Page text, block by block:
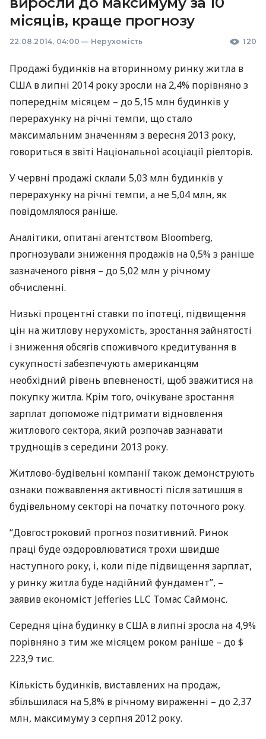
місяців, краще прогнозу
22.08.2014, 04:00 — Нерухомість 120
Продажі будинків на вторинному ринку житла в
США в липні 2014 року зросли на 2,4% порівняно з
попереднім місяцем – до 5,15 млн будинків у
перерахунку на річні темпи, що стало
максимальним значенням з вересня 2013 року,
говориться в звіті Національної асоціації ріелторів.
У червні продажі склали 5,03 млн будинків у
перерахунку на річні темпи, а не 5,04 млн, як
повідомлялося раніше.
Аналітики, опитані агентством Bloomberg,
прогнозували зниження продажів на 0,5% з раніше
зазначеного рівня – до 5,02 млн у річному
обчисленні.
Низькі процентні ставки по іпотеці, підвищення
цін на житлову нерухомість, зростання зайнятості
і зниження обсягів споживчого кредитування в
сукупності забезпечують американцям
необхідний рівень впевненості, щоб зважитися на
покупку житла. Крім того, очікуване зростання
зарплат допоможе підтримати відновлення
житлового сектора, який розпочав зазнавати
труднощів з середини 2013 року.
Житлово-будівельні компанії також демонструють
ознаки пожвавлення активності після затишшя в
будівельному секторі на початку поточного року.
“Довгостроковий прогноз позитивний. Ринок
праці буде оздоровлюватися трохи швидше
наступного року, і, коли піде підвищення зарплат,
у ринку житла буде надійний фундамент”, –
заявив економіст Jefferies LLC Томас Саймонс.
Середня ціна будинку вСША в липні зросла на 4,9%
порівняно з тим же місяцем роком раніше – до $
223,9 тис.
Кількість будинків, виставлених на продаж,
збільшилася на 5,8% в річному вираженні – до 2,37
млн, максимуму з серпня 2012 року.